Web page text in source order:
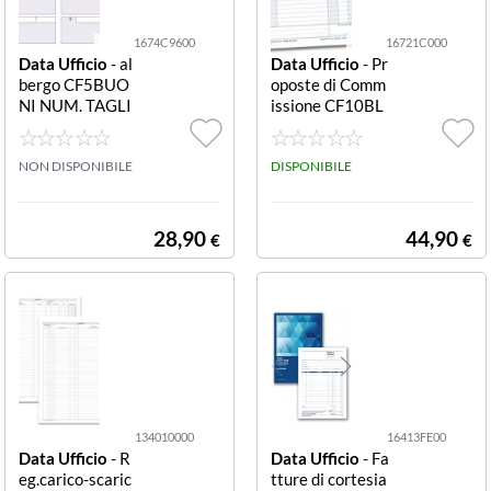
1674C9600
Data Ufficio - al
bergo CF5BUO
NI NUM. TAGLI
ANDI DU1674C
9600 BUONI A
LBERGO NUME
5 PZ)
NON DISPONIBILE
28,90 €
16721C000
Data Ufficio - Pr
oposte di Comm
issione CF10BL
OCCO COPIA A
4RIC DU16721
C000 CF10 PR
DUPLICE COPI
DISPONIBILE
44,90 €
134010000
Data Ufficio - R
eg.carico-scaric
16413FE00
Data Ufficio - Fa
tture di cortesia